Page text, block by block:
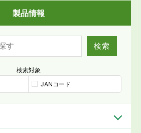
製品情報
検索
検索対象
JANコード